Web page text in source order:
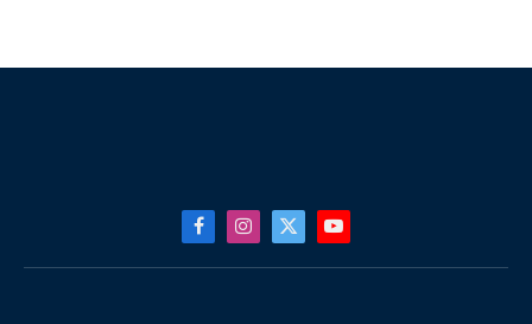
FacebookInstagram
X
YouTube